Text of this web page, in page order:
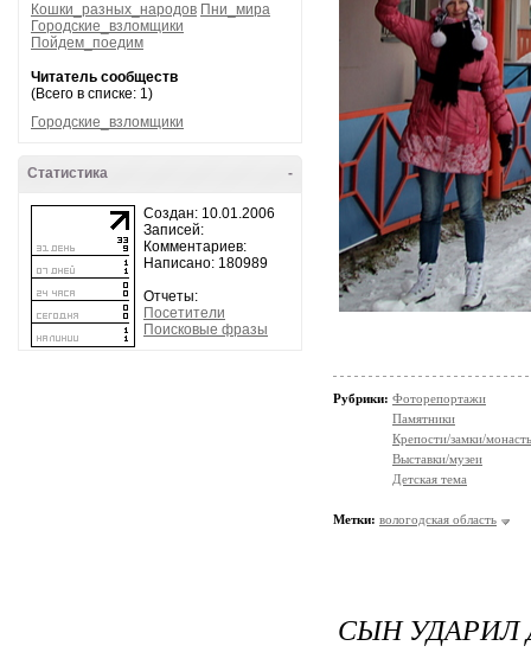
Кошки_разных_народов Пни_мира
Городские_взломщики
Пойдем_поедим
Читатель сообществ
(Всего в списке: 1)
Городские_взломщики
-
Статистика
Создан: 10.01.2006
Записей:
Комментариев:
Написано: 180989
Отчеты:
Посетители
Поисковые фразы
Рубрики: Фоторепортажи
Памятники
Крепости/замки/
Выставки/музеи
Детская тема
Метки: вологодская область
СЫН УДАРИЛ